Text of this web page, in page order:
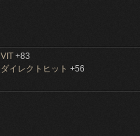
VIT +83
ダイレクトヒット +56